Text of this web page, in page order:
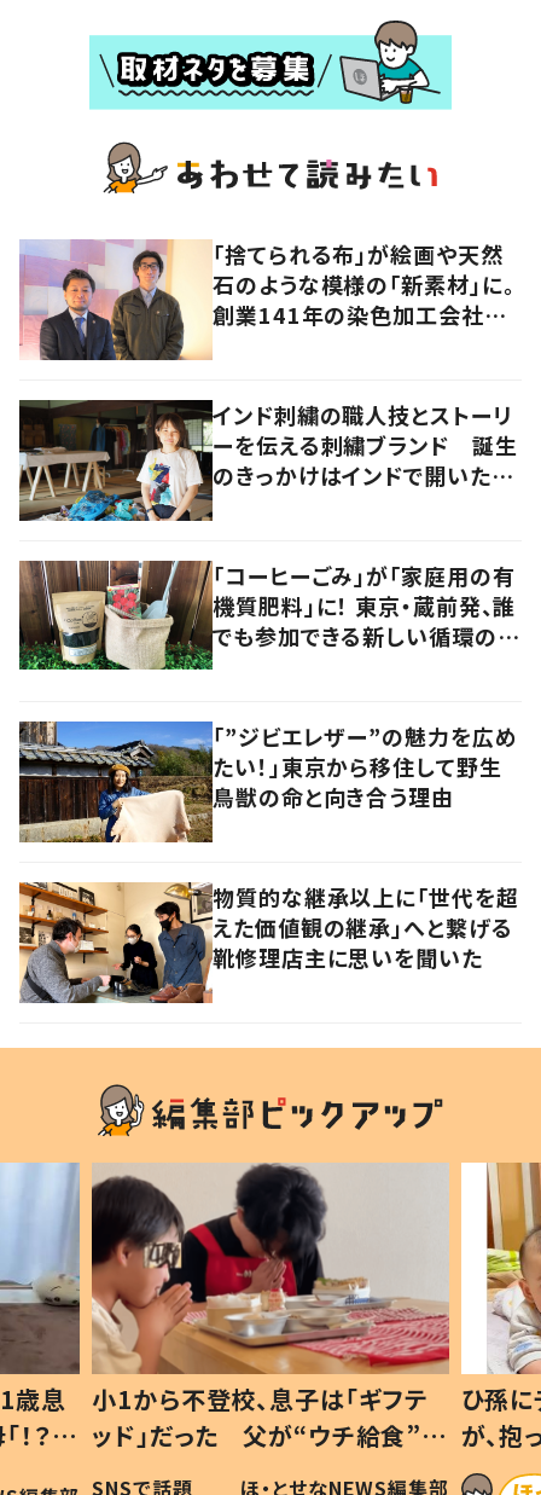
「捨てられる布」が絵画や天然
石のような模様の「新素材」に。
創業141年の染色加工会社が
インド刺繍の職人技とストーリ
ーを伝える刺繍ブランド 誕生
のきっかけはインドで開いたフ
「コーヒーごみ」が「家庭用の有
機質肥料」に！ 東京・蔵前発、誰
でも参加できる新しい循環の仕
「”ジビエレザー”の魅力を広め
たい！」東京から移住して野生
鳥獣の命と向き合う理由
物質的な継承以上に「世代を超
えた価値観の継承」へと繋げる
靴修理店主に思いを聞いた
歳息
？」
小1から不登校、息子は「ギフテ
ッド」だった 父が“ウチ給食”を
作り続ける理由とは #令和の親
SNSで話題 ほ・とせなNEWS編集部
ひ孫
が、
「涙が